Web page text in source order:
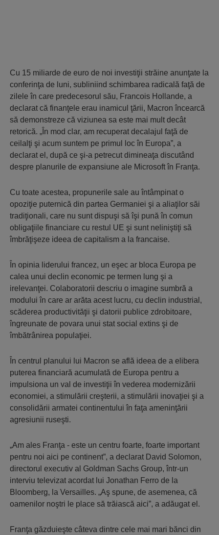
Cu 15 miliarde de euro de noi investiţii străine anunţate la
conferinţa de luni, subliniind schimbarea radicală faţă de
zilele în care predecesorul său, Francois Hollande, a
declarat că finanţele erau inamicul ţării, Macron încearcă
să demonstreze că viziunea sa este mai mult decât
retorică. „În mod clar, am recuperat decalajul faţă de
ceilalţi şi acum suntem pe primul loc în Europa”, a
declarat el, după ce şi-a petrecut dimineaţa discutând
despre planurile de expansiune ale Microsoft în Franţa.
Cu toate acestea, propunerile sale au întâmpinat o
opoziţie puternică din partea Germaniei şi a aliaţilor săi
tradiţionali, care nu sunt dispuşi să îşi pună în comun
obligaţiile financiare cu restul UE şi sunt neliniştiţi să
îmbrăţişeze ideea de capitalism a la francaise.
În opinia liderului francez, un eşec ar bloca Europa pe
calea unui declin economic pe termen lung şi a
irelevanţei. Colaboratorii descriu o imagine sumbră a
modului în care ar arăta acest lucru, cu declin industrial,
scăderea productivităţii şi datorii publice zdrobitoare,
îngreunate de povara unui stat social extins şi de
îmbătrânirea populaţiei.
În centrul planului lui Macron se află ideea de a elibera
puterea financiară acumulată de Europa pentru a
impulsiona un val de investiţii în vederea modernizării
economiei, a stimulării creşterii, a stimulării inovaţiei şi a
consolidării armatei continentului în faţa ameninţării
agresiunii ruseşti.
„Am ales Franţa - este un centru foarte, foarte important
pentru noi aici pe continent”, a declarat David Solomon,
directorul executiv al Goldman Sachs Group, într-un
interviu televizat acordat lui Jonathan Ferro de la
Bloomberg, la Versailles. „Aş spune, de asemenea, că
oamenilor noştri le place să trăiască aici”, a adăugat el.
Franţa găzduieşte câteva dintre cele mai mari bănci din